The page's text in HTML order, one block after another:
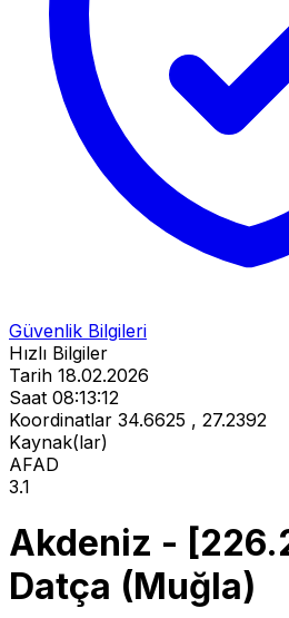
Güvenlik Bilgileri
Hızlı Bilgiler
Tarih 18.02.2026
Saat 08:13:12
Koordinatlar 34.6625 , 27.2392
Kaynak(lar)
AFAD
3.1
Akdeniz -
Datça (Muğla)